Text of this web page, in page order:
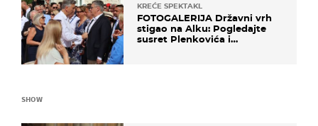
KREĆE SPEKTAKL
FOTOGALERIJA Državni vrh
stigao na Alku: Pogledajte
susret Plenkovića i
SHOW